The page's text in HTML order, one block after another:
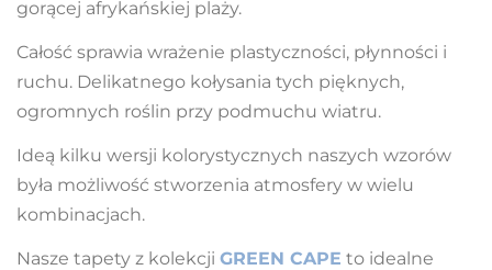
gorącej afrykańskiej plaży.
Całość sprawia wrażenie plastyczności, płynności i
ruchu. Delikatnego kołysania tych pięknych,
ogromnych roślin przy podmuchu wiatru.
Ideą kilku wersji kolorystycznych naszych wzorów
była możliwość stworzenia atmosfery w wielu
kombinacjach.
Nasze tapety z kolekcji GREEN CAPE to idealne